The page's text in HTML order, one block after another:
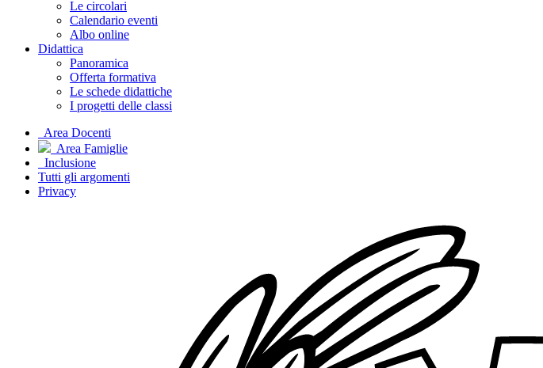
Le circolari
Calendario eventi
Albo online
Didattica
Panoramica
Offerta formativa
Le schede didattiche
I progetti delle classi
Area Docenti
Area Famiglie
Inclusione
Tutti gli argomenti
Privacy